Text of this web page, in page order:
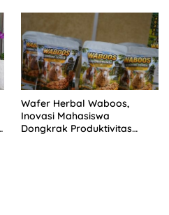
Wafer Herbal Waboos,
Inovasi Mahasiswa
Dongkrak Produktivitas